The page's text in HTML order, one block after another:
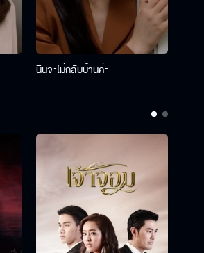
นีนจะไม่กลับบ้านค่ะ